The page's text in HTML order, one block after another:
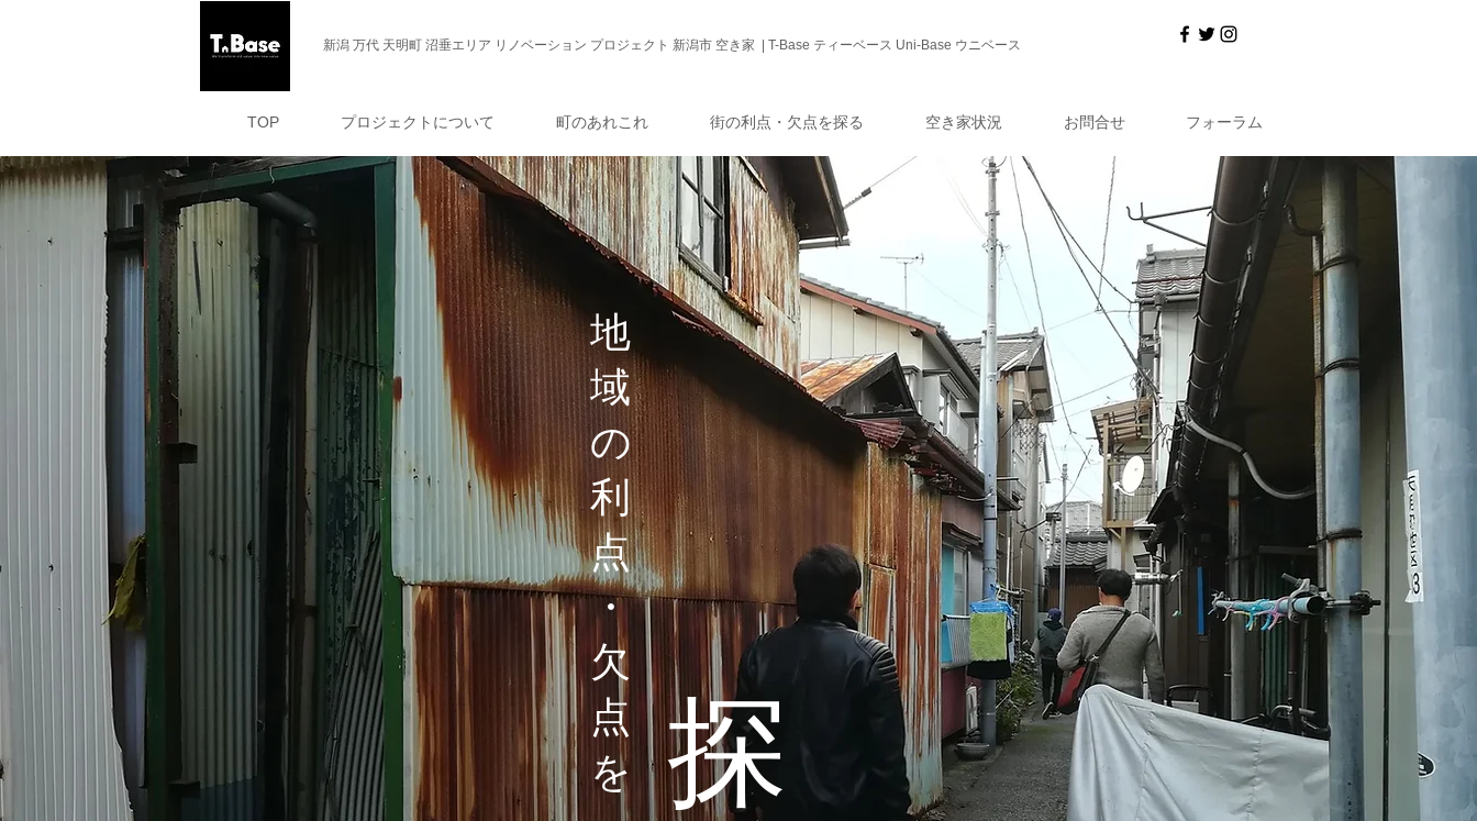
新潟 万代 天明町 沼垂エリア リノベーション プロジェクト 新潟市 空き家 | T-Base ティーベース Uni-Base ウニベース
TOP プロジェクトについて 町のあれこれ 街の利点・欠点を探る 空き家状況 お問合せ フォーラム
地
域
の
利
点
​・
欠
点
を
探